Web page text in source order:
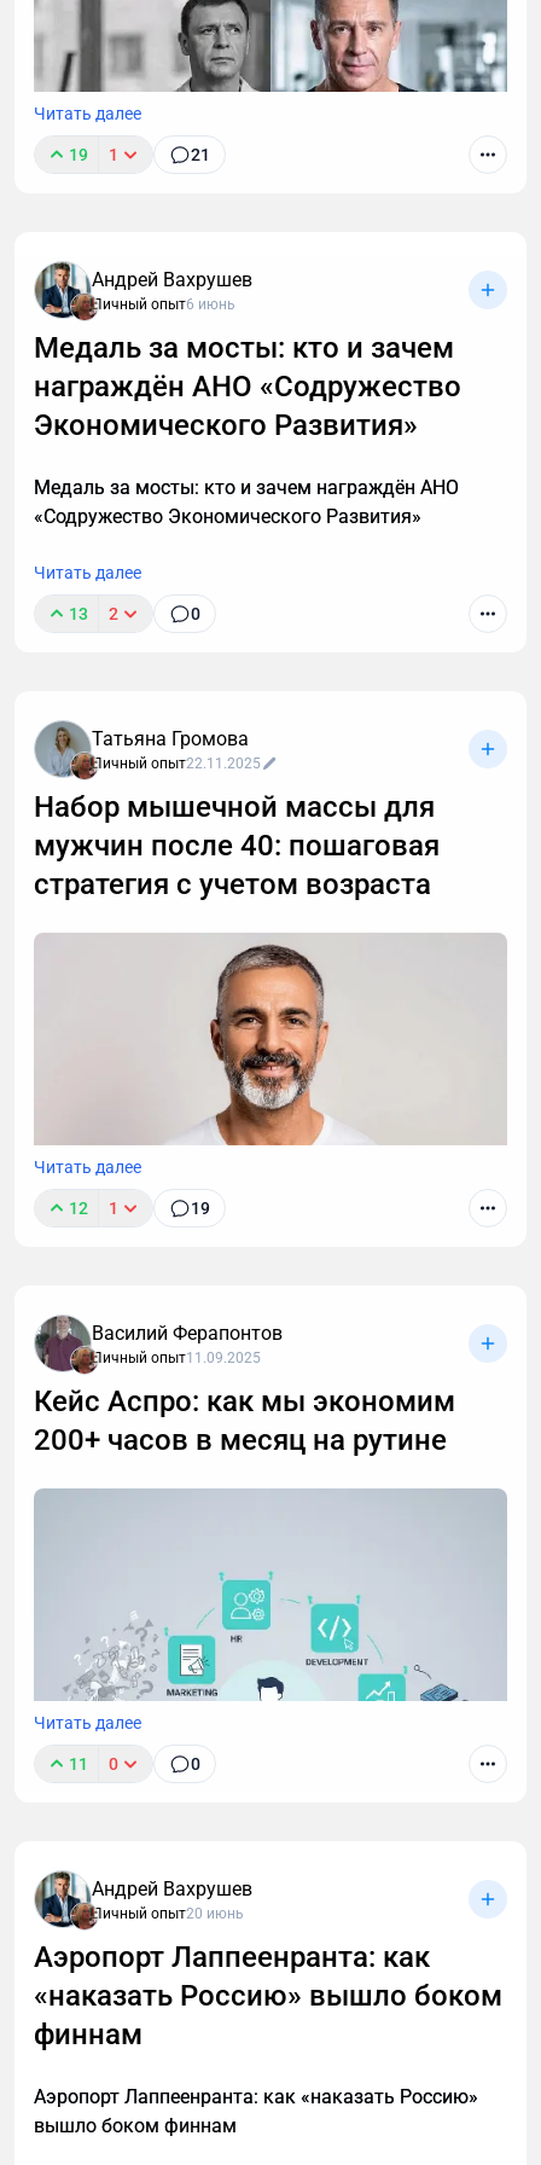
В этой статье описаны 3 фундаментальных
принципа построения мышц после 40, которые
каких случаях этой системы недостаточно и нужен
индивидуальный анализ для выявления причин
Читать далее
19 1 21
Андрей Вахрушев
Личный опыт6 июнь
Медаль за мосты: кто и зачем
награждён АНО «Содружество
Экономического Развития»
Медаль за мосты: кто и зачем награждён АНО
«Содружество Экономического Развития»
Читать далее
13 2 0
Татьяна Громова
Личный опыт22.11.2025
Набор мышечной массы для
мужчин после 40: пошаговая
стратегия с учетом возраста
После 40 лет привычные методы тренировок для
пошаговая стратегия для мужчин: как преодолеть
Читать далее
12 1 19
Василий Ферапонтов
Личный опыт11.09.2025
Кейс Аспро: как мы экономим
200+ часов в месяц на рутине
Читать далее
11 0 0
Андрей Вахрушев
Личный опыт20 июнь
Аэропорт Лаппеенранта: как
«наказать Россию» вышло боком
финнам
Аэропорт Лаппеенранта: как «наказать Россию»
вышло боком финнам